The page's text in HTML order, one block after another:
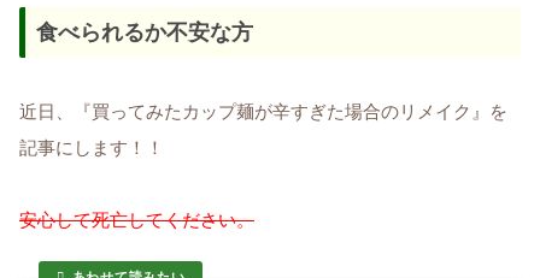
食べられるか不安な方
近日、『買ってみたカップ麺が辛すぎた場合のリメイク』を
記事にします！！
安心して死亡してください。